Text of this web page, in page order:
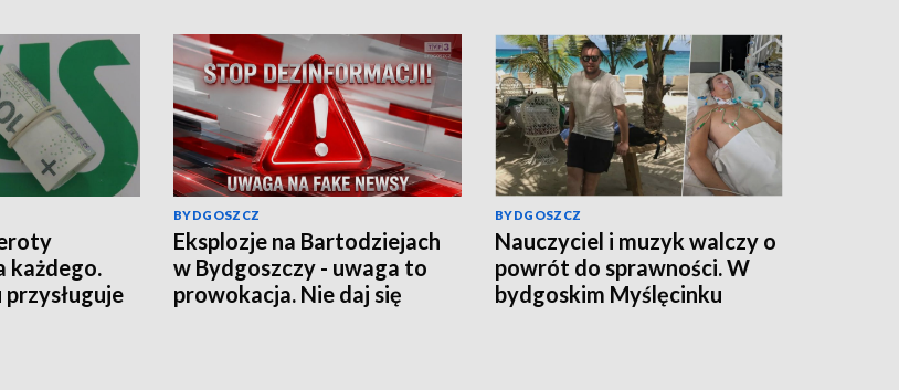
każdego.
BYDGOSZCZ
Eksplozje na Bartodziejach
w Bydgoszczy - uwaga to
prowokacja. Nie daj się
BYDGOSZCZ
Nauczyciel i muzyk walczy o
powrót do sprawności. W
bydgoskim Myślęcinku